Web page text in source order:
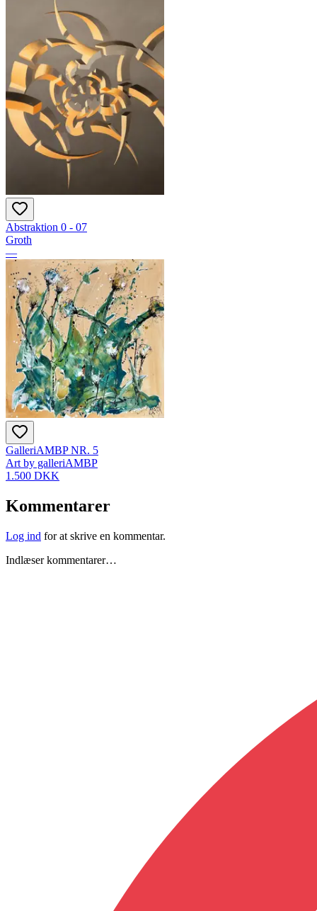
Abstraktion 0 - 07
Groth
—
GalleriAMBP NR. 5
Art by galleriAMBP
1.500 DKK
Kommentarer
Log ind for at skrive en kommentar.
Indlæser kommentarer…